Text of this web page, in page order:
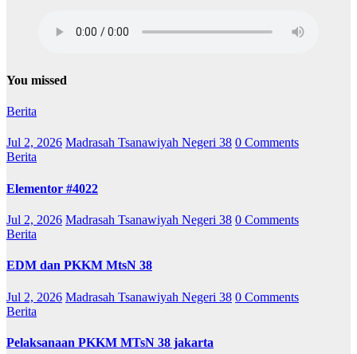
You missed
Berita
Jul 2, 2026 Madrasah Tsanawiyah Negeri 38 0 Comments
Berita
Elementor #4022
Jul 2, 2026 Madrasah Tsanawiyah Negeri 38 0 Comments
Berita
EDM dan PKKM MtsN 38
Jul 2, 2026 Madrasah Tsanawiyah Negeri 38 0 Comments
Berita
Pelaksanaan PKKM MTsN 38 jakarta